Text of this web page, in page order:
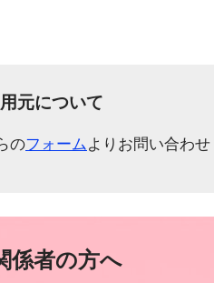
元について
のフォームよりお問い合わせ
係者の方へ